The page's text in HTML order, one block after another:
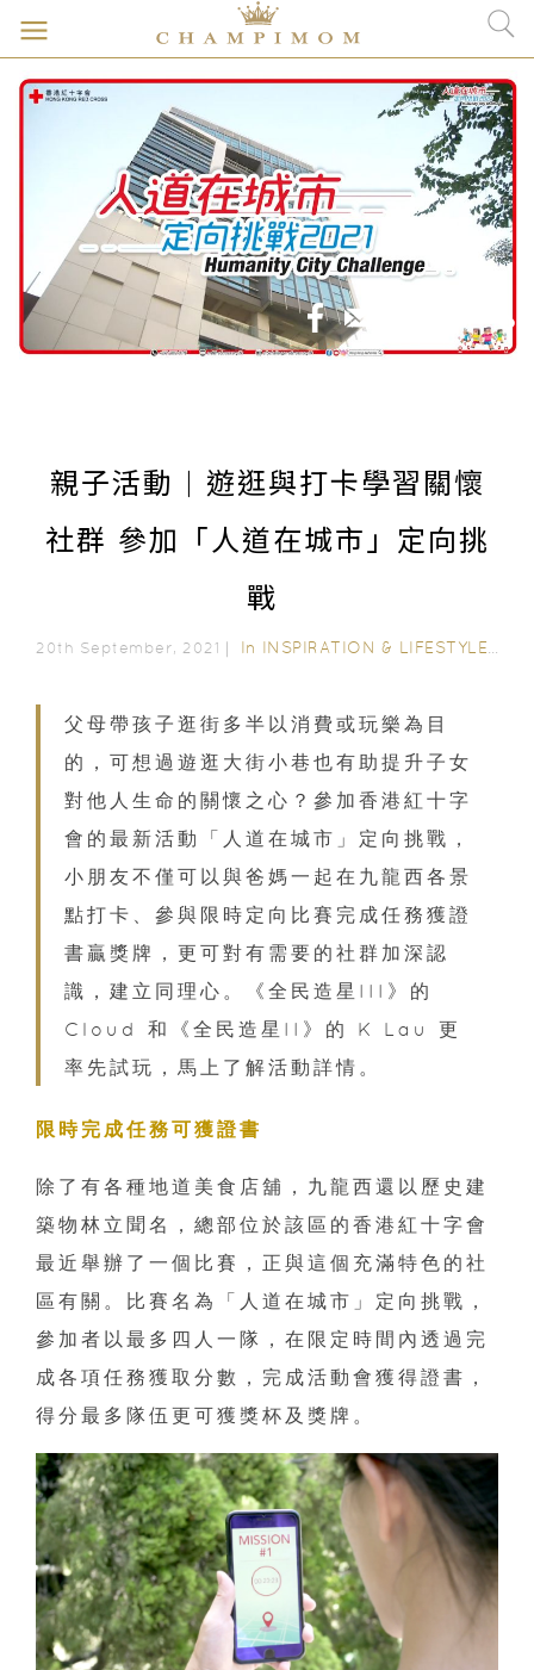
親子活動 | 遊逛與打卡學習關懷
社群 參加「人道在城市」定向挑
戰
20th September, 2021｜ In INSPIRATION & LIFESTYLE
父母帶孩子逛街多半以消費或玩樂為目
的，可想過遊逛大街小巷也有助提升子女
對他人生命的關懷之心？參加香港紅十字
會的最新活動「人道在城市」定向挑戰，
小朋友不僅可以與爸媽一起在九龍西各景
點打卡、參與限時定向比賽完成任務獲證
書贏獎牌，更可對有需要的社群加深認
識，建立同理心。《全民造星III》的
Cloud 和《全民造星II》的 K Lau 更
率先試玩，馬上了解活動詳情。
限時完成任務可獲證書
除了有各種地道美食店舖，九龍西還以歷史建
築物林立聞名，總部位於該區的香港紅十字會
最近舉辦了一個比賽，正與這個充滿特色的社
區有關。比賽名為「人道在城市」定向挑戰，
參加者以最多四人一隊，在限定時間內透過完
成各項任務獲取分數，完成活動會獲得證書，
得分最多隊伍更可獲獎杯及獎牌。